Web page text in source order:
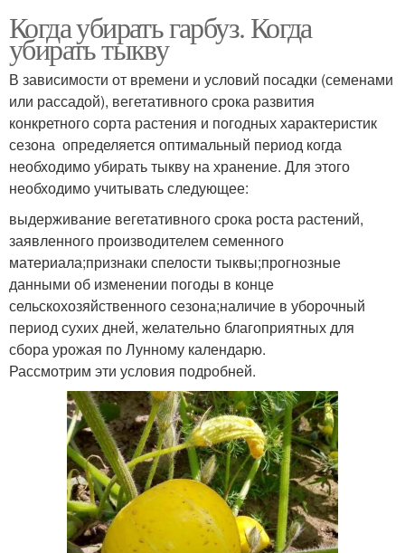
Когда убирать гарбуз. Когда
убирать тыкву
В зависимости от времени и условий посадки (семенами
или рассадой), вегетативного срока развития
конкретного сорта растения и погодных характеристик
сезона определяется оптимальный период когда
необходимо убирать тыкву на хранение. Для этого
необходимо учитывать следующее:
выдерживание вегетативного срока роста растений,
заявленного производителем семенного
материала;признаки спелости тыквы;прогнозные
данными об изменении погоды в конце
сельскохозяйственного сезона;наличие в уборочный
период сухих дней, желательно благоприятных для
сбора урожая по Лунному календарю.
Рассмотрим эти условия подробней.